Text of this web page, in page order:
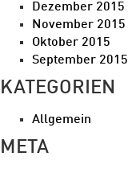
Dezember 2015
November 2015
Oktober 2015
September 2015
KATEGORIEN
Allgemein
META